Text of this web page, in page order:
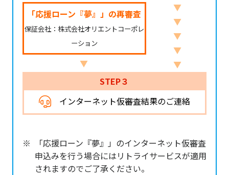
▼
▼
▼
▼
▼
「応援ローン『夢』」の再審査
保証会社：株式会社オリエントコーポレ
ーション
▼
STEP３
インターネット仮審査結果のご連絡
「応援ローン『夢』」のインターネット仮審査
申込みを行う場合にはリトライサービスが適用
されますのでご了承ください。